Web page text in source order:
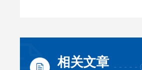
相关文章